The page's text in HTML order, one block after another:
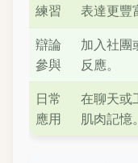
練習
表達更豐
辯論
參與
加入社團
反應。
日常
應用
在聊天或
肌肉記憶。